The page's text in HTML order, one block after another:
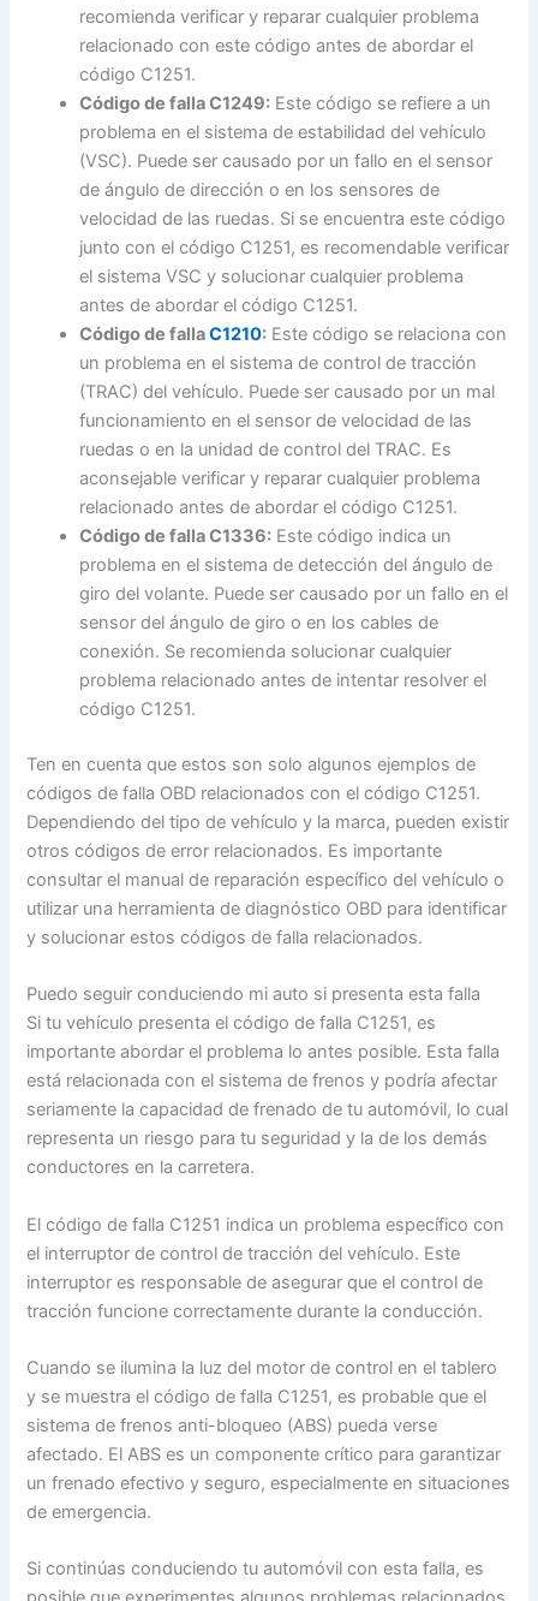
recomienda verificar y reparar cualquier problema
relacionado con este código antes de abordar el
código C1251.
Código de falla C1249: Este código se refiere a un
problema en el sistema de estabilidad del vehículo
(VSC). Puede ser causado por un fallo en el sensor
de ángulo de dirección o en los sensores de
velocidad de las ruedas. Si se encuentra este código
junto con el código C1251, es recomendable verificar
el sistema VSC y solucionar cualquier problema
antes de abordar el código C1251.
Código de fallaC1210: Este código se relaciona con
un problema en el sistema de control de tracción
(TRAC) del vehículo. Puede ser causado por un mal
funcionamiento en el sensor de velocidad de las
ruedas o en la unidad de control del TRAC. Es
aconsejable verificar y reparar cualquier problema
relacionado antes de abordar el código C1251.
Código de falla C1336: Este código indica un
problema en el sistema de detección del ángulo de
giro del volante. Puede ser causado por un fallo en el
sensor del ángulo de giro o en los cables de
conexión. Se recomienda solucionar cualquier
problema relacionado antes de intentar resolver el
código C1251.
Ten en cuenta que estos son solo algunos ejemplos de
códigos de falla OBD relacionados con el código C1251.
Dependiendo del tipo de vehículo y la marca, pueden existir
otros códigos de error relacionados. Es importante
consultar el manual de reparación específico del vehículo o
utilizar una herramienta de diagnóstico OBD para identificar
y solucionar estos códigos de falla relacionados.
Puedo seguir conduciendo mi auto si presenta esta falla
Si tu vehículo presenta el código de falla C1251, es
importante abordar el problema lo antes posible. Esta falla
está relacionada con el sistema de frenos y podría afectar
seriamente la capacidad de frenado de tu automóvil, lo cual
representa un riesgo para tu seguridad y la de los demás
conductores en la carretera.
El código de falla C1251 indica un problema específico con
el interruptor de control de tracción del vehículo. Este
interruptor es responsable de asegurar que el control de
tracción funcione correctamente durante la conducción.
Cuando se ilumina la luz del motor de control en el tablero
y se muestra el código de falla C1251, es probable que el
sistema de frenos anti-bloqueo (ABS) pueda verse
afectado. El ABS es un componente crítico para garantizar
un frenado efectivo y seguro, especialmente en situaciones
de emergencia.
Si continúas conduciendo tu automóvil con esta falla, es